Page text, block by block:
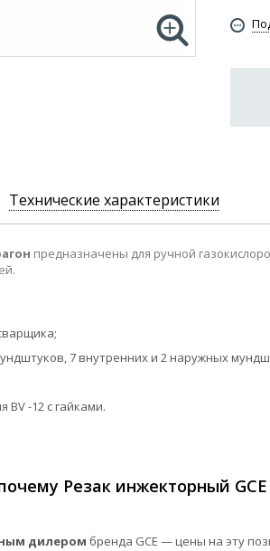
Технические характеристики
предназначены для ручной
7 внутренних и 2 наружных
BV -12 с гайками.
Резак инжекторный
дилером бренда GCE — цены на эту